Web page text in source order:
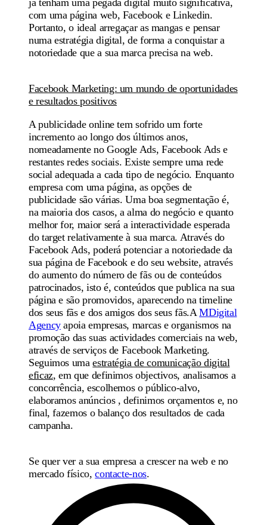
com uma página web, Facebook e Linkedin.
Portanto, o ideal arregaçar as mangas e pensar
numa estratégia digital, de forma a conquistar a
notoriedade que a sua marca precisa na web.
Facebook Marketing: um mundo de oportunidades
e resultados positivos
A publicidade online tem sofrido um forte
incremento ao longo dos últimos anos,
nomeadamente noGoogle Ads, Facebook Adse
restantes redes sociais. Existe sempre uma rede
social adequada a cada tipo de negócio. Enquanto
empresa com uma página, as opções de
publicidade são várias. Uma boa segmentação é,
na maioria dos casos, a alma do negócio e quanto
melhor for, maior será a interactividade esperada
do target relativamente à sua marca. Através do
Facebook Ads, poderá potenciar a notoriedade da
sua página de Facebook e do seu website, através
do aumento do número de fãsou de conteúdos
patrocinados, isto é, conteúdos que publica na sua
página e são promovidos, aparecendo na timeline
dos seus fãs e dos amigos dos seus fãs.AMDigital
Agencyapoia empresas, marcas e organismos na
promoção das suas actividades comerciais na web,
através de serviços de Facebook Marketing.
Seguimos umaestratégia de comunicação digital
eficaz, em que definimosobjectivos, analisamos a
concorrência, escolhemos opúblico-alvo,
elaboramosanúncios, definimos orçamentose, no
final, fazemos o balanço dos resultadosde cada
campanha.
Se quer ver a sua empresa a crescer na web e no
mercado físico,contacte-nos.